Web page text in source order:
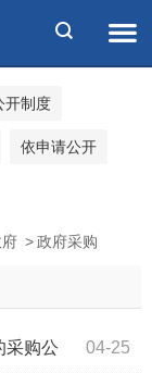
开制度
依申请公开
> 政府采购
04-25
采购公